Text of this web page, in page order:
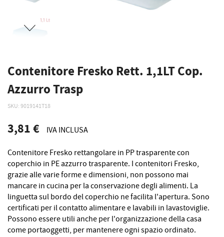
Contenitore Fresko Rett. 1,1LT Cop.
Azzurro Trasp
SKU 9019141T18
3,81 € IVA INCLUSA
Contenitore Fresko rettangolare in PP trasparente con
coperchio in PE azzurro trasparente. I contenitori Fresko,
grazie alle varie forme e dimensioni, non possono mai
mancare in cucina per la conservazione degli alimenti. La
linguetta sul bordo del coperchio ne facilita l'apertura. Sono
certificati per il contatto alimentare e lavabili in lavastoviglie.
Possono essere utili anche per l'organizzazione della casa
come portaoggetti, per mantenere ogni spazio ordinato.